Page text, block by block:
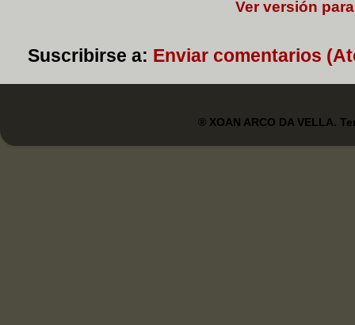
Ver versión
Suscribirse a: Enviar comentarios
® XOAN ARCO DA VELLA.